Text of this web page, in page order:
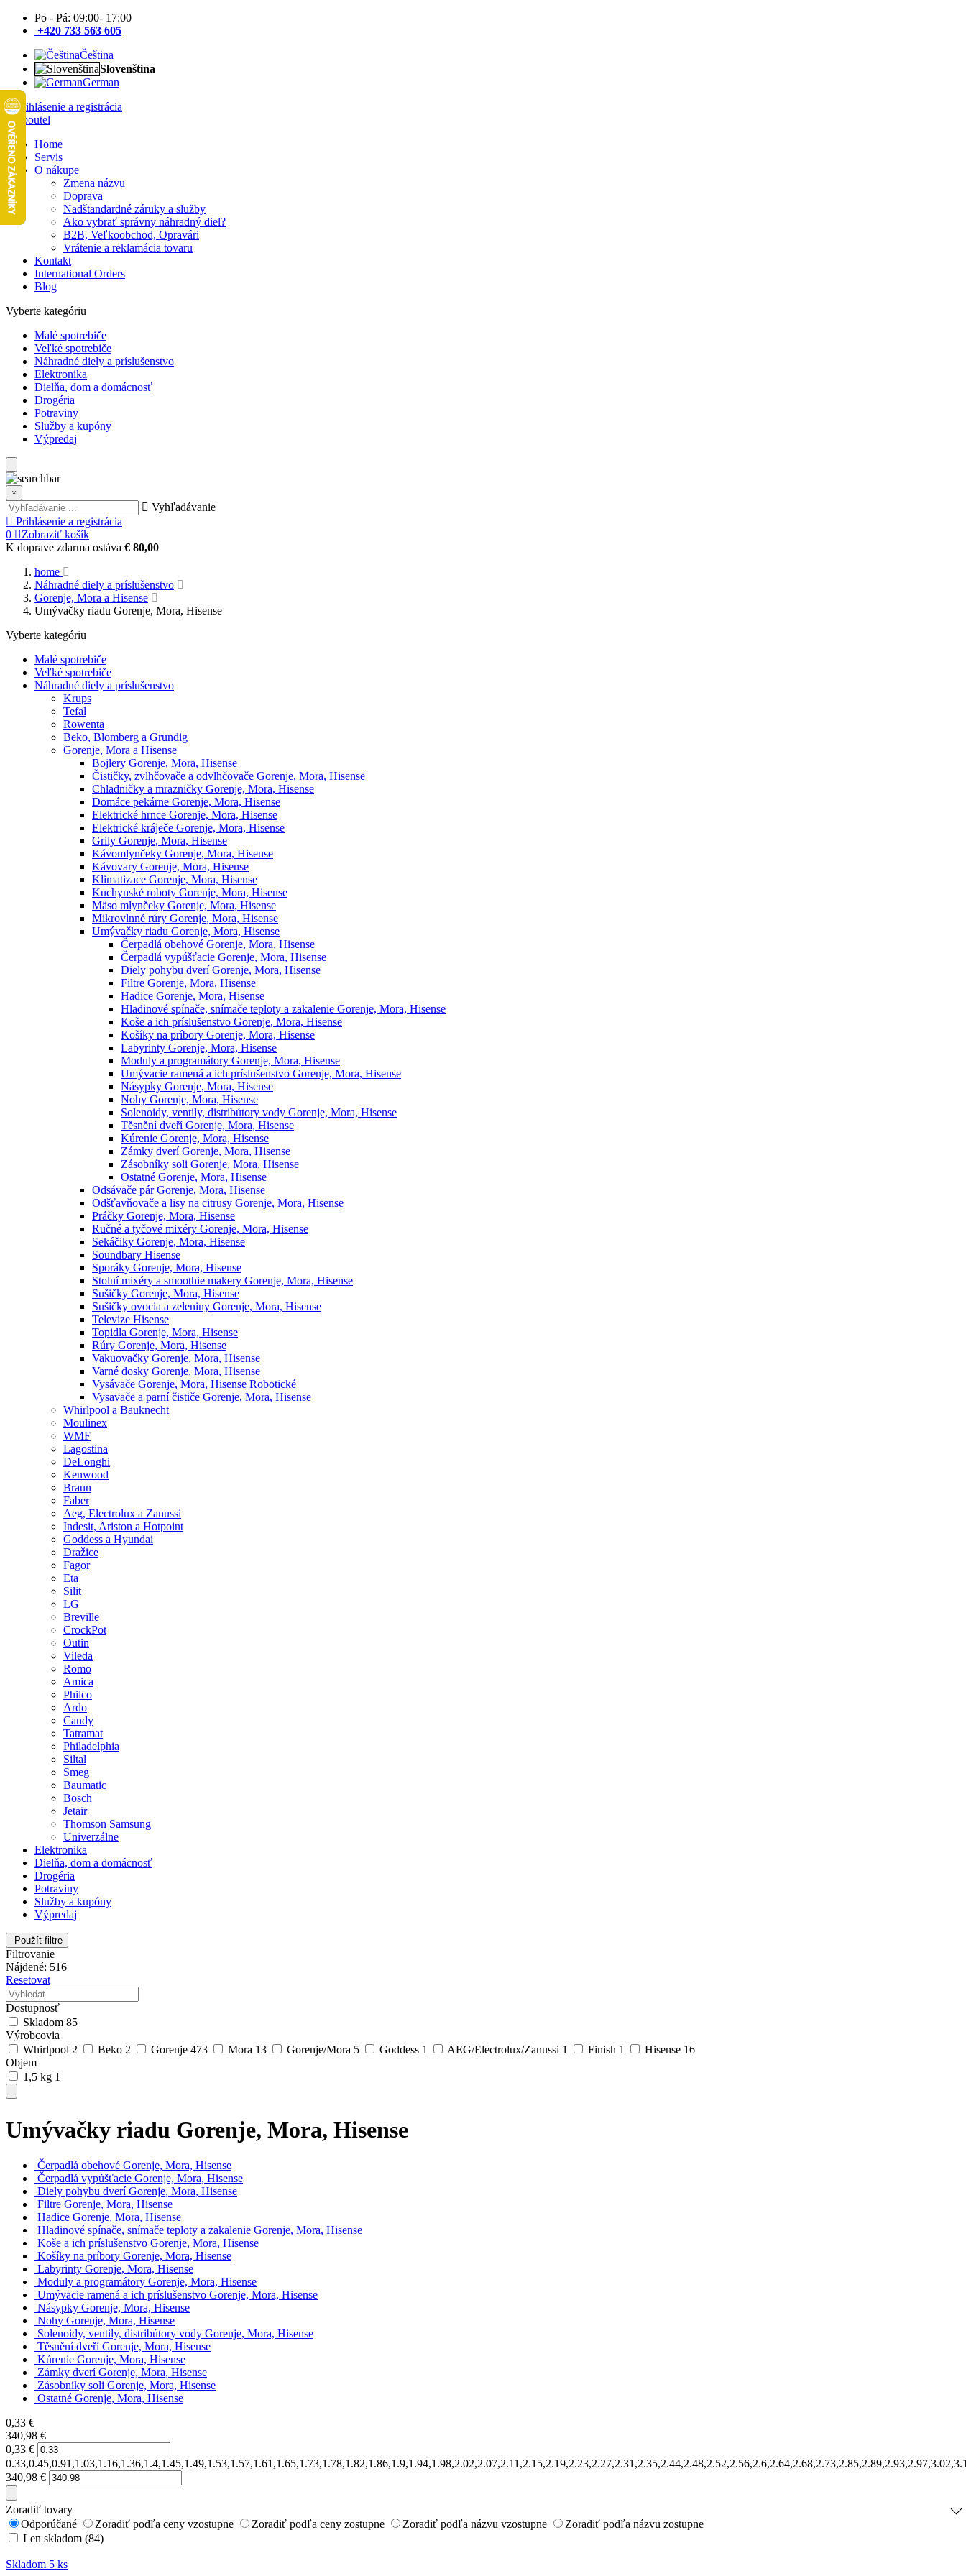
Po - Pá: 09:00- 17:00
+420 733 563 605
Čeština
Slovenština
German
Prihlásenie a registrácia
Home
Servis
O nákupe
Zmena názvu
Doprava
Nadštandardné záruky a služby
Ako vybrať správny náhradný diel?
B2B, Veľkoobchod, Opravári
Vrátenie a reklamácia tovaru
Kontakt
International Orders
Blog
Vyberte kategóriu
Malé spotrebiče
Veľké spotrebiče
Náhradné diely a príslušenstvo
Elektronika
Dielňa, dom a domácnosť
Drogéria
Potraviny
Služby a kupóny
Výpredaj
×
Vyhľadávanie
Prihlásenie a registrácia
0
Zobraziť košík
K doprave zdarma ostáva € 80,00
home
Náhradné diely a príslušenstvo
Gorenje, Mora a Hisense
Umývačky riadu Gorenje, Mora, Hisense
Vyberte kategóriu
Malé spotrebiče
Veľké spotrebiče
Náhradné diely a príslušenstvo
Krups
Tefal
Rowenta
Beko, Blomberg a Grundig
Gorenje, Mora a Hisense
Bojlery Gorenje, Mora, Hisense
Čističky, zvlhčovače a odvlhčovače Gorenje, Mora, Hisense
Chladničky a mrazničky Gorenje, Mora, Hisense
Domáce pekárne Gorenje, Mora, Hisense
Elektrické hrnce Gorenje, Mora, Hisense
Elektrické kráječe Gorenje, Mora, Hisense
Grily Gorenje, Mora, Hisense
Kávomlynčeky Gorenje, Mora, Hisense
Kávovary Gorenje, Mora, Hisense
Klimatizace Gorenje, Mora, Hisense
Kuchynské roboty Gorenje, Mora, Hisense
Mäso mlynčeky Gorenje, Mora, Hisense
Mikrovlnné rúry Gorenje, Mora, Hisense
Umývačky riadu Gorenje, Mora, Hisense
Čerpadlá obehové Gorenje, Mora, Hisense
Čerpadlá vypúšťacie Gorenje, Mora, Hisense
Diely pohybu dverí Gorenje, Mora, Hisense
Filtre Gorenje, Mora, Hisense
Hadice Gorenje, Mora, Hisense
Hladinové spínače, snímače teploty a zakalenie Gorenje, Mora, Hisense
Koše a ich príslušenstvo Gorenje, Mora, Hisense
Košíky na príbory Gorenje, Mora, Hisense
Labyrinty Gorenje, Mora, Hisense
Moduly a programátory Gorenje, Mora, Hisense
Umývacie ramená a ich príslušenstvo Gorenje, Mora, Hisense
Násypky Gorenje, Mora, Hisense
Nohy Gorenje, Mora, Hisense
Solenoidy, ventily, distribútory vody Gorenje, Mora, Hisense
Těsnění dveří Gorenje, Mora, Hisense
Kúrenie Gorenje, Mora, Hisense
Zámky dverí Gorenje, Mora, Hisense
Zásobníky soli Gorenje, Mora, Hisense
Ostatné Gorenje, Mora, Hisense
Odsávače pár Gorenje, Mora, Hisense
Odšťavňovače a lisy na citrusy Gorenje, Mora, Hisense
Práčky Gorenje, Mora, Hisense
Ručné a tyčové mixéry Gorenje, Mora, Hisense
Sekáčiky Gorenje, Mora, Hisense
Soundbary Hisense
Sporáky Gorenje, Mora, Hisense
Stolní mixéry a smoothie makery Gorenje, Mora, Hisense
Sušičky Gorenje, Mora, Hisense
Sušičky ovocia a zeleniny Gorenje, Mora, Hisense
Televize Hisense
Topidla Gorenje, Mora, Hisense
Rúry Gorenje, Mora, Hisense
Vakuovačky Gorenje, Mora, Hisense
Varné dosky Gorenje, Mora, Hisense
Vysávače Gorenje, Mora, Hisense Robotické
Vysavače a parní čističe Gorenje, Mora, Hisense
Whirlpool a Bauknecht
Moulinex
WMF
Lagostina
DeLonghi
Kenwood
Braun
Faber
Aeg, Electrolux a Zanussi
Indesit, Ariston a Hotpoint
Goddess a Hyundai
Dražice
Fagor
Eta
Silit
LG
Breville
CrockPot
Outin
Vileda
Romo
Amica
Philco
Ardo
Candy
Tatramat
Philadelphia
Siltal
Smeg
Baumatic
Bosch
Jetair
Thomson Samsung
Univerzálne
Elektronika
Dielňa, dom a domácnosť
Drogéria
Potraviny
Služby a kupóny
Výpredaj
Použít filtre
Filtrovanie
Nájdené: 516
Resetovat
Dostupnosť
Skladom 85
Výrobcovia
Whirlpool 2 Beko 2 Gorenje 473 Mora 13 Gorenje/Mora 5 Goddess 1 AEG/Electrolux/Zanussi 1 Finish 1 Hisense 16
Objem
1,5 kg 1
Umývačky riadu Gorenje, Mora, Hisense
Čerpadlá obehové Gorenje, Mora, Hisense
Čerpadlá vypúšťacie Gorenje, Mora, Hisense
Diely pohybu dverí Gorenje, Mora, Hisense
Filtre Gorenje, Mora, Hisense
Hadice Gorenje, Mora, Hisense
Hladinové spínače, snímače teploty a zakalenie Gorenje, Mora, Hisense
Koše a ich príslušenstvo Gorenje, Mora, Hisense
Košíky na príbory Gorenje, Mora, Hisense
Labyrinty Gorenje, Mora, Hisense
Moduly a programátory Gorenje, Mora, Hisense
Umývacie ramená a ich príslušenstvo Gorenje, Mora, Hisense
Násypky Gorenje, Mora, Hisense
Nohy Gorenje, Mora, Hisense
Solenoidy, ventily, distribútory vody Gorenje, Mora, Hisense
Těsnění dveří Gorenje, Mora, Hisense
Kúrenie Gorenje, Mora, Hisense
Zámky dverí Gorenje, Mora, Hisense
Zásobníky soli Gorenje, Mora, Hisense
Ostatné Gorenje, Mora, Hisense
0,33 €
340,98 €
0,33 €
340,98 €
Zoradiť tovary
Odporúčané
Zoradiť podľa ceny vzostupne Zoradiť podľa ceny zostupne Zoradiť podľa názvu vzostupne
Zoradiť podľa názvu zostupne
Len skladom (84)
Skladom 5 ks